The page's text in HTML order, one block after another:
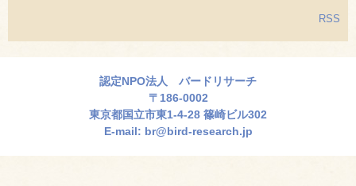
RSS
認定NPO法人 バードリサーチ
〒186-0002
東京都国立市東1-4-28 篠崎ビル302
E-mail: br@bird-research.jp